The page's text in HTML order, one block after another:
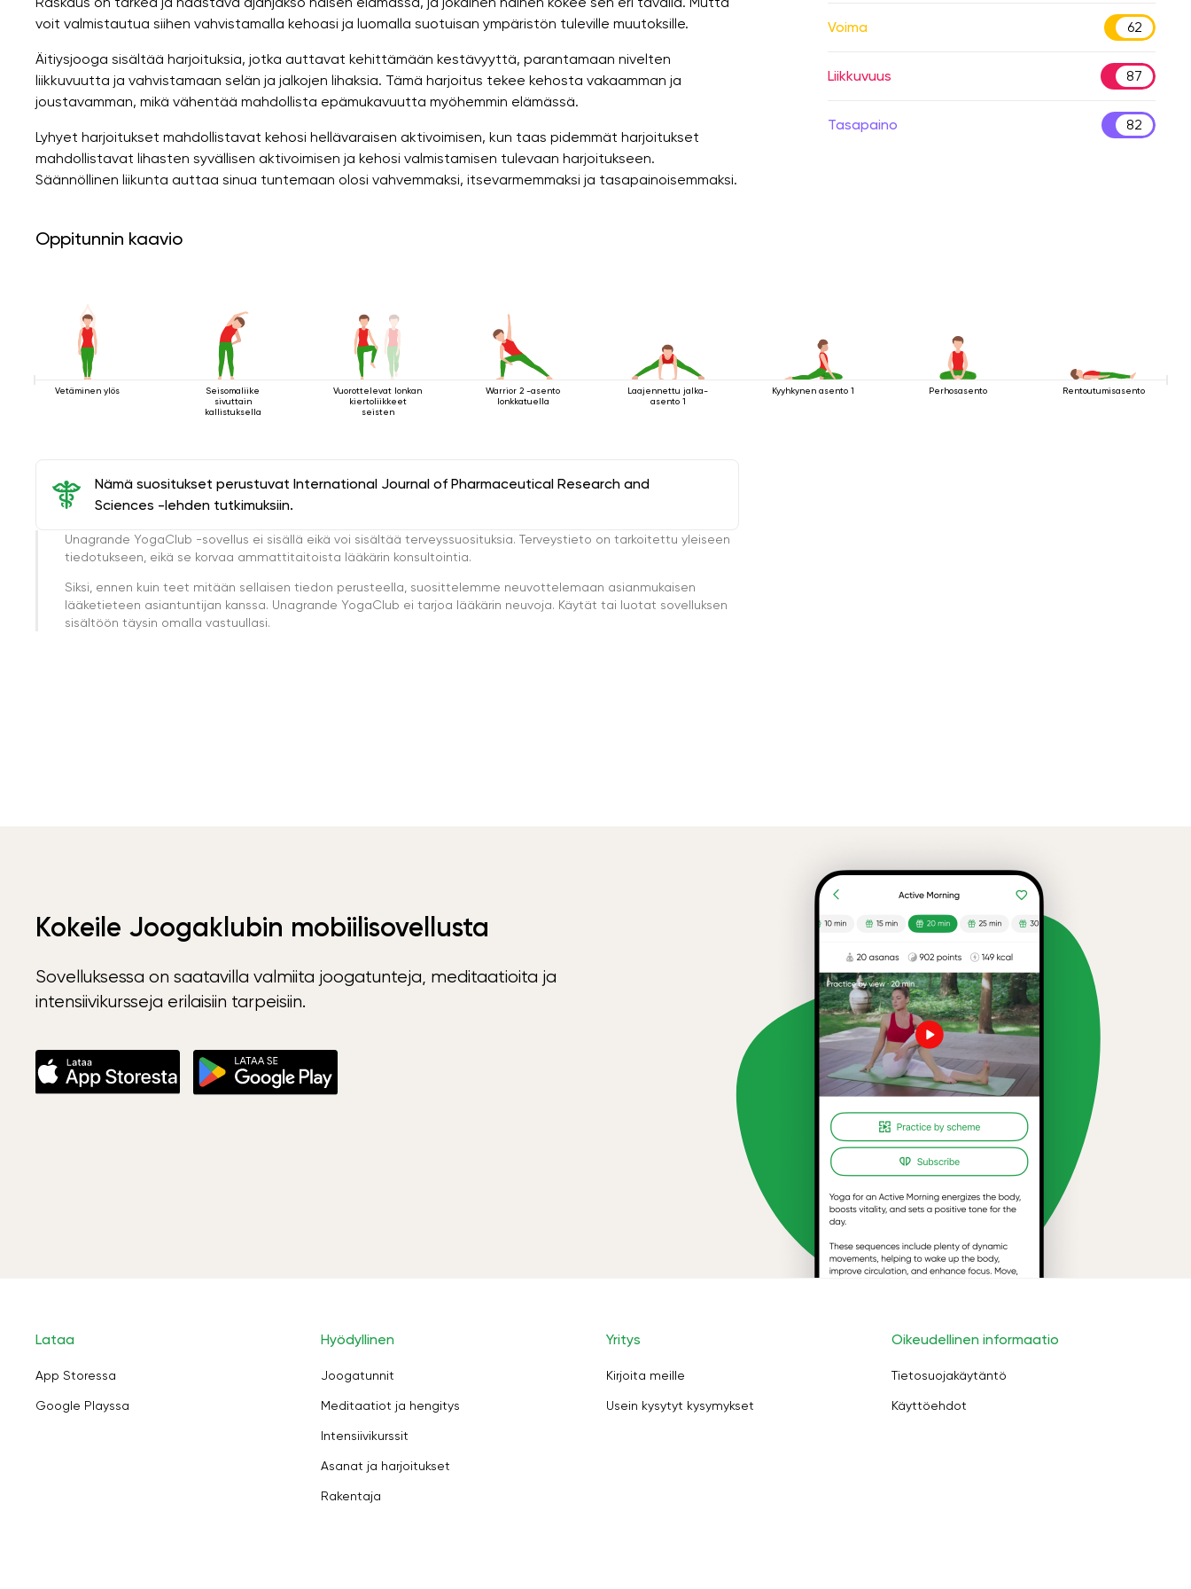
voit valmistautua siihen vahvistamalla kehoasi ja luomalla suotuisan ympäristön tuleville muutoksille.
Äitiysjooga sisältää harjoituksia, jotka auttavat kehittämään kestävyyttä, parantamaan nivelten
liikkuvuutta ja vahvistamaan selän ja jalkojen lihaksia. Tämä harjoitus tekee kehosta vakaamman ja
joustavamman, mikä vähentää mahdollista epämukavuutta myöhemmin elämässä.
Lyhyet harjoitukset mahdollistavat kehosi hellävaraisen aktivoimisen, kun taas pidemmät harjoitukset
mahdollistavat lihasten syvällisen aktivoimisen ja kehosi valmistamisen tulevaan harjoitukseen.
Säännöllinen liikunta auttaa sinua tuntemaan olosi vahvemmaksi, itsevarmemmaksi ja tasapainoisemmaksi.
Voima 62
Liikkuvuus 87
Tasapaino 82
Oppitunnin kaavio
Vetäminen ylös
Seisomaliike
sivuttain
kallistuksella
Vuorottelevat lonkan
kiertoliikkeet
seisten
Warrior 2 -asento
lonkkatuella
Laajennettu jalka-
asento 1
Kyyhkynen asento 1 Perhosasento Rentoutumisasento
Nämä suositukset perustuvat International Journal of Pharmaceutical Research and
Sciences -lehden tutkimuksiin.
Unagrande YogaClub -sovellus ei sisällä eikä voi sisältää terveyssuosituksia. Terveystieto on tarkoitettu yleiseen
tiedotukseen, eikä se korvaa ammattitaitoista lääkärin konsultointia.
Siksi, ennen kuin teet mitään sellaisen tiedon perusteella, suosittelemme neuvottelemaan asianmukaisen
lääketieteen asiantuntijan kanssa. Unagrande YogaClub ei tarjoa lääkärin neuvoja. Käytät tai luotat sovelluksen
sisältöön täysin omalla vastuullasi.
Kokeile Joogaklubin mobiilisovellusta
Sovelluksessa on saatavilla valmiita joogatunteja, meditaatioita ja
intensiivikursseja erilaisiin tarpeisiin.
Lataa
App Storessa
Google Playssa
Hyödyllinen
Joogatunnit
Meditaatiot ja hengitys
Intensiivikurssit
Asanat ja harjoitukset
Rakentaja
Yritys
Kirjoita meille
Usein kysytyt kysymykset
Oikeudellinen informaatio
Tietosuojakäytäntö
Käyttöehdot